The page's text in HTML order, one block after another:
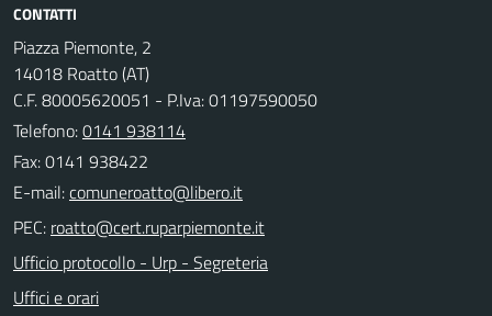
CONTATTI
Piazza Piemonte, 2
14018 Roatto (AT)
C.F. 80005620051 - P.Iva: 01197590050
Telefono:0141 938114
Fax: 0141 938422
E-mail:
PEC:
Ufficio protocollo - Urp - Segreteria
Uffici e orari